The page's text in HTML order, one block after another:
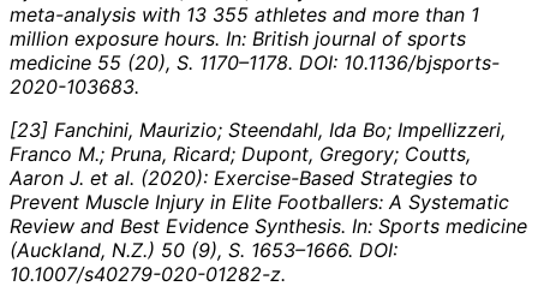
meta-analysis with 13 355 athletes and more than 1
million exposure hours. In: British journal of sports
medicine 55 (20), S. 1170–1178. DOI: 10.1136/bjsports-
2020-103683.
[23] Fanchini, Maurizio; Steendahl, Ida Bo; Impellizzeri,
Franco M.; Pruna, Ricard; Dupont, Gregory; Coutts,
Aaron J. et al. (2020): Exercise-Based Strategies to
Prevent Muscle Injury in Elite Footballers: A Systematic
Review and Best Evidence Synthesis. In: Sports medicine
(Auckland, N.Z.) 50 (9), S. 1653–1666. DOI:
10.1007/s40279-020-01282-z.